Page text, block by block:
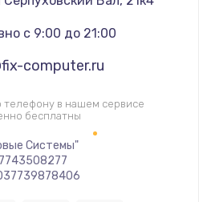
видеочипа
руб.
BIOS
995 руб.
с 9:00 до 21:00
computer.ru
телефону в нашем сервисе
бесплатны
Системы"